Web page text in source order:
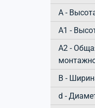
А -
A1 -
A2 -
B -
d -